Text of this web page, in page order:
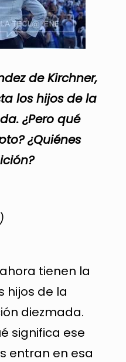
de Kirchner,
los hijos de la
¿Pero qué
¿Quiénes
tienen la
hijos de la
diezmada.
significa ese
entran en esa